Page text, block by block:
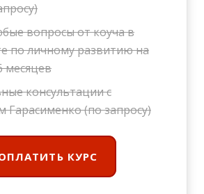
вопросы от коуча в
по личному развитию на
месяцев
консультации с
Гарасименко (по запросу)
КУРС